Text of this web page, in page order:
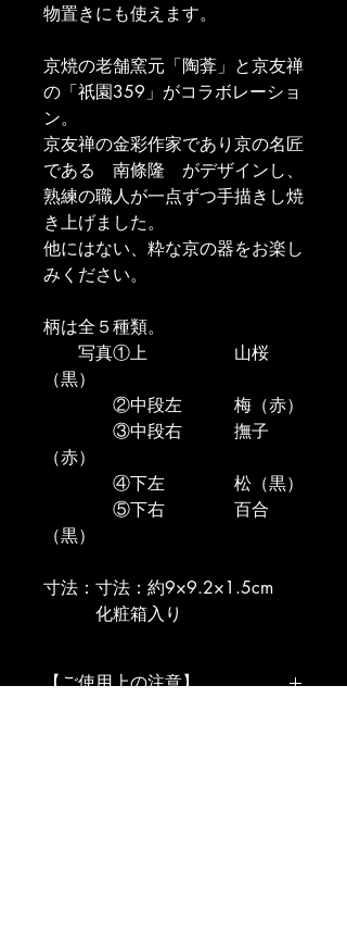
物置きにも使えます。
京焼の老舗窯元「陶葊」と京友禅
の「祇園359」がコラボレーショ
ン。
京友禅の金彩作家であり京の名匠
である　南條隆　がデザインし、
熟練の職人が一点ずつ手描きし焼
き上げました。
他にはない、粋な京の器をお楽し
みください。
柄は全５種類。
写真①上　　　　　山桜
（黒）
②中段左　　　梅（赤）
③中段右　　　撫子
（赤）
④下左　　　　松（黒）
⑤下右　　　　百合
（黒）
寸法：寸法：約9×9.2×1.5cm
化粧箱入り
【ご使用上の注意】